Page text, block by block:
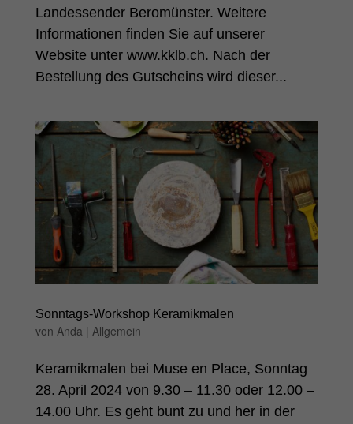
Landessender Beromünster. Weitere
Informationen finden Sie auf unserer
Website unter www.kklb.ch. Nach der
Bestellung des Gutscheins wird dieser...
Sonntags-Workshop Keramikmalen
von Anda| Allgemein
Keramikmalen bei Muse en Place, Sonntag
28. April 2024 von 9.30 – 11.30 oder 12.00 –
14.00 Uhr. Es geht bunt zu und her in der